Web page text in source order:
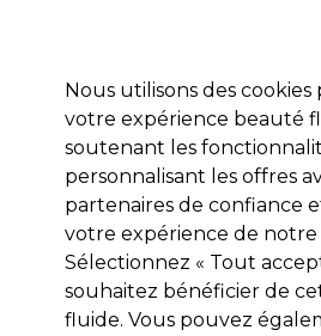
Marques Bons plans Coiffure
Livraison et
lire la suite
L’Oréal Professionnel
Scalp-Aminexil
Nous utilisons des
votre expérience beauté
soutenant les
personnalisant les offres
partenaires de confiance
votre expérience de notre
Sélectionnez « Tout
souhaitez bénéficier de
fluide. Vous pouvez